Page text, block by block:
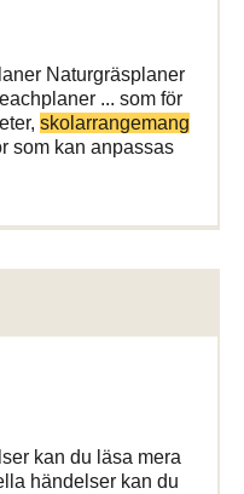
Naturgräsplaner
... som för
skolarrangemang
som kan anpassas
kan du läsa mera
händelser kan du